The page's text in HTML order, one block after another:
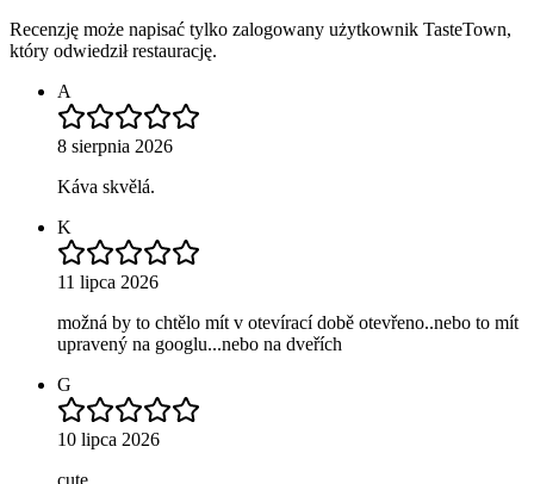
Recenzję może napisać tylko zalogowany użytkownik TasteTown,
który odwiedził restaurację.
A
8 sierpnia 2026
Káva skvělá.
K
11 lipca 2026
možná by to chtělo mít v otevírací době otevřeno..nebo to mít
upravený na googlu...nebo na dveřích
G
10 lipca 2026